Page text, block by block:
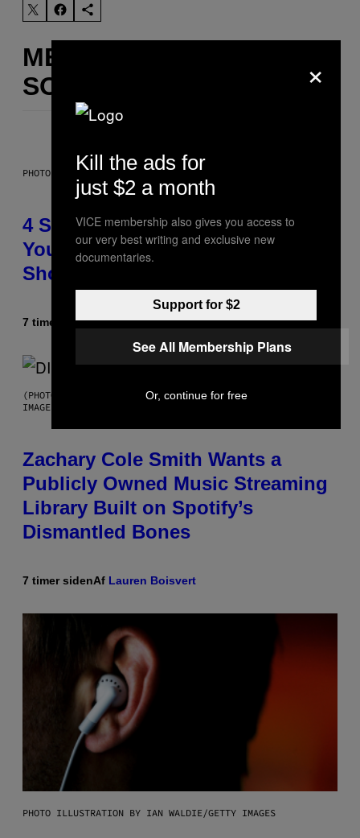
MERE
SOM DETTE
PHOTO BY SCOTT LEGATO/GETTY IMAGES
4 Shoegaze Songs to Listen to if
You Don’t Know if You Like
Shoegaze
7 timer sidenAfStephen Andrew Galiher
(PHOTO BY ROBERTO PANUCCI – CORBIS/CORBIS VIA GETTY
IMAGES)
Zachary Cole Smith Wants a
Publicly Owned Music Streaming
Library Built on Spotify’s
Dismantled Bones
7 timer sidenAf Lauren Boisvert
PHOTO ILLUSTRATION BY IAN WALDIE/GETTY IMAGES
×
Kill the ads for
just $2 a month
VICE membership also gives you access to
our very best writing and exclusive new
documentaries.
Support for $2
See All Membership Plans
Or, continue for free